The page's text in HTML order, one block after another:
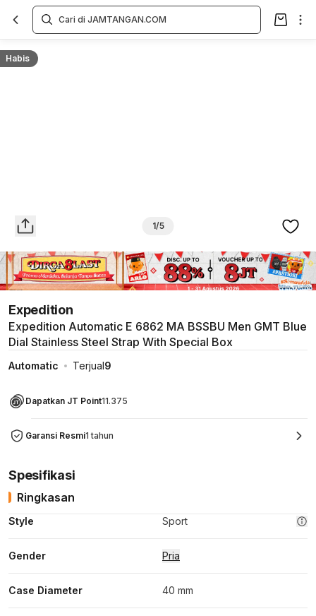
Habis
1/5
Expedition
Expedition Automatic E 6862 MA BSSBU Men GMT Blue
Dial Stainless Steel Strap With Special Box
Automatic Terjual9
Dapatkan JT Point11.375
Garansi Resmi1 tahun
Overview
Spesifikasi
Ringkasan
Style Sport
Gender Pria
Case Diameter 40 mm